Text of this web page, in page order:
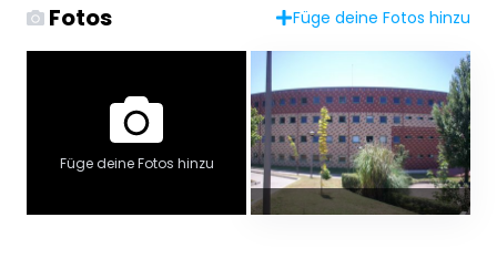
Fotos Füge deine Fotos hinzu
Füge deine Fotos hinzu